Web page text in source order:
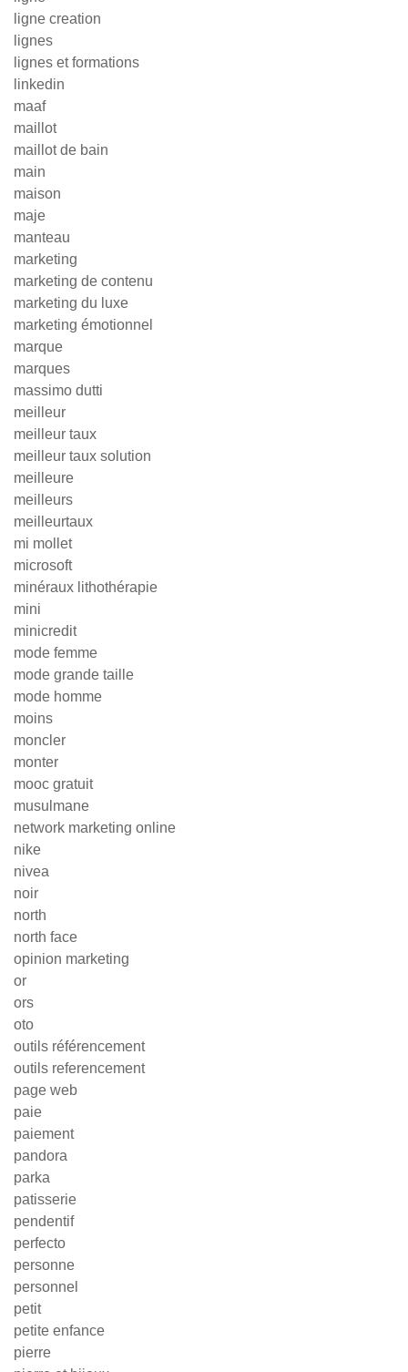
ligne creation
lignes
lignes et formations
linkedin
maaf
maillot
maillot de bain
main
maison
maje
manteau
marketing
marketing de contenu
marketing du luxe
marketing émotionnel
marque
marques
massimo dutti
meilleur
meilleur taux
meilleur taux solution
meilleure
meilleurs
meilleurtaux
mi mollet
microsoft
minéraux lithothérapie
mini
minicredit
mode femme
mode grande taille
mode homme
moins
moncler
monter
mooc gratuit
musulmane
network marketing online
nike
nivea
noir
north
north face
opinion marketing
or
ors
oto
outils référencement
outils referencement
page web
paie
paiement
pandora
parka
patisserie
pendentif
perfecto
personne
personnel
petit
petite enfance
pierre